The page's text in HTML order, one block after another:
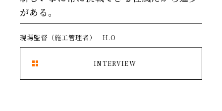
がある。
現場監督（施工管理者） H.O
INTERVIEW